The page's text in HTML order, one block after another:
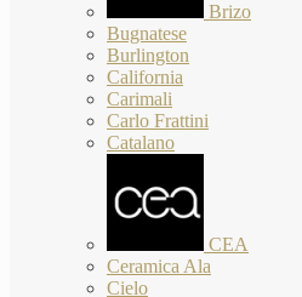
Brizo
Bugnatese
Burlington
California
Carimali
Carlo Frattini
Catalano
CEA
Ceramica Ala
Cielo